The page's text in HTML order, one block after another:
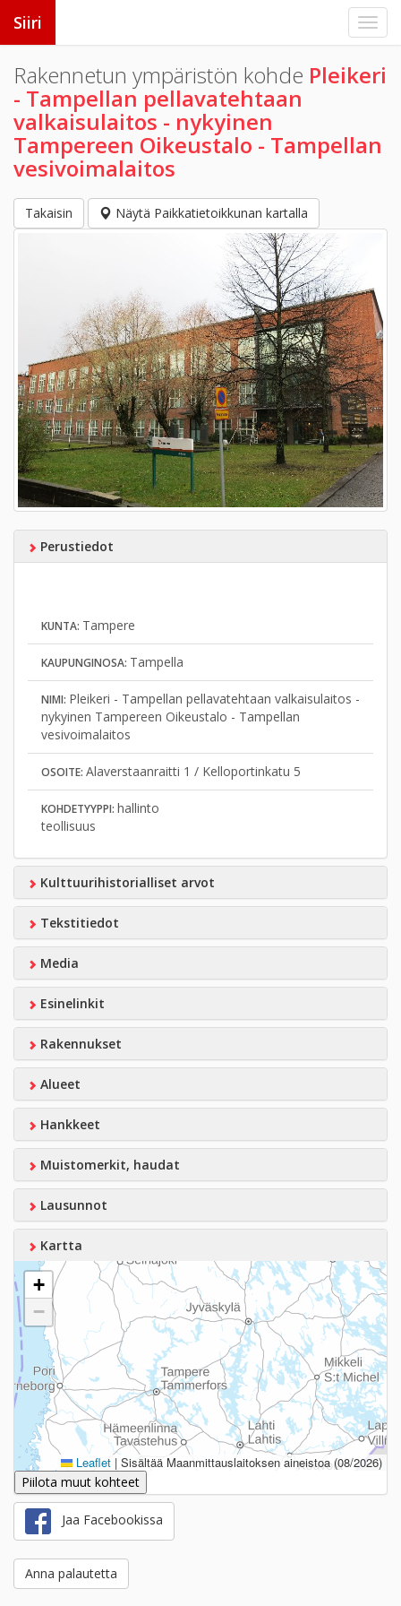
Siiri
Rakennetun ympäristön kohde Pleikeri
- Tampellan pellavatehtaan
valkaisulaitos - nykyinen
Tampereen Oikeustalo - Tampellan
vesivoimalaitos
Takaisin Näytä Paikkatietoikkunan kartalla
Perustiedot
KUNTA: Tampere
KAUPUNGINOSA: Tampella
NIMI: Pleikeri - Tampellan pellavatehtaan valkaisulaitos -
nykyinen Tampereen Oikeustalo - Tampellan
vesivoimalaitos
OSOITE: Alaverstaanraitti 1 / Kelloportinkatu 5
KOHDETYYPPI: hallinto
teollisuus
Kulttuurihistorialliset arvot
Tekstitiedot
Media
Esinelinkit
Rakennukset
Alueet
Hankkeet
Muistomerkit, haudat
Lausunnot
Kartta
+
−
Leaflet | Sisältää Maanmittauslaitoksen aineistoa (08/2026)
Piilota muut kohteet
Jaa Facebookissa
Anna palautetta